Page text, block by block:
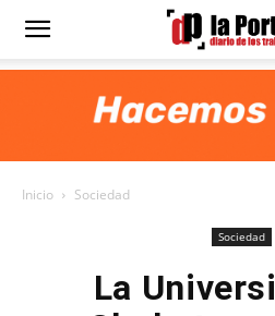
Diario
Inicio Sociedad
Sociedad
La